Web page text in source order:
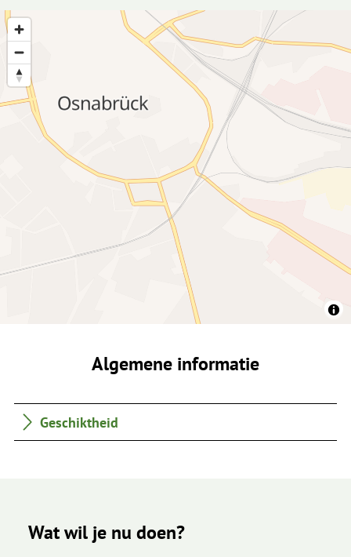
Algemene informatie
Geschiktheid
Wat wil je nu doen?